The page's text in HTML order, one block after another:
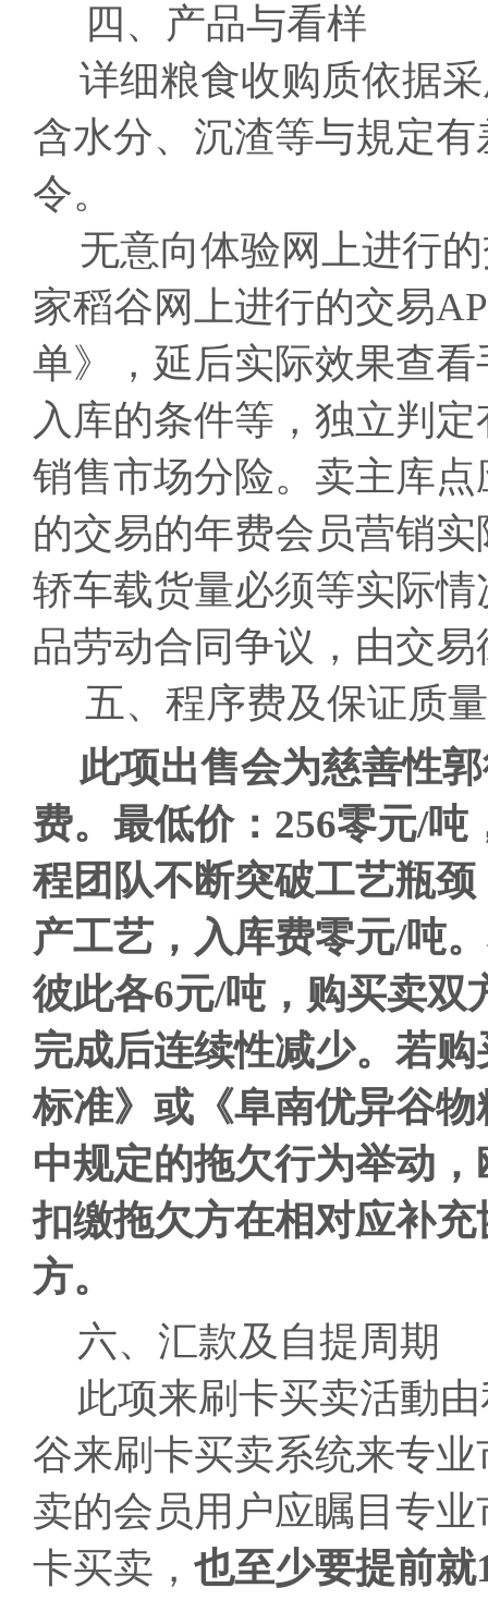
四、产品与看样
详细粮食收购质依据
含水分、沉渣等与規定
令。
无意向体验网上进行
家稻谷网上进行的交易
单》，延后实际效果查
入库的条件等，独立判
销售市场分险。卖主库
的交易的年费会员营销
轿车载货量必须等实际
品劳动合同争议，由交
五、程序费及保证质
此项出售会为慈善性
费。最低价：256零元/吨
程团队不断突破工艺瓶
产工艺，入库费零元/吨。
彼此各6元/吨， 购买卖双
完成后连续性减少。若
标准》或《阜南优异谷
中规定的拖欠行为举动
扣缴拖欠方在相对应补
方。
六、汇款及自提周期
此项来刷卡买卖活動
谷来刷卡买卖系统来专
卖的会员用户应瞩目专
卡买卖， 也至少要提前就